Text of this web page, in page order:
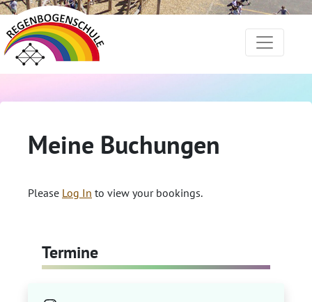
Meine Buchungen
Please Log In to view your bookings.
Termine